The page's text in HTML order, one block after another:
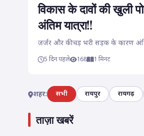
विकास के दावों की खुली
अंतिम यात्रा!!
जर्जर और कीचड़ भरी सड़क के कारण
5 दिन पहले 168 1 मिनट
शहर: सभी रायपुर रायगढ़
ताज़ा खबरें